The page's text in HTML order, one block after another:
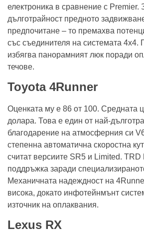
електроника в сравнение с Premier.
дълготрайност предното
предпочитане – то премахва
със съединителя на системата 4x4.
избягва панорамният люк поради
течове.
Toyota 4Runner
Оценката му е 86 от 100. Средната
долара. Това е един от най-
благодарение на атмосферния си
степенна автоматична скоростна
считат версиите SR5 и Limited. TRD
поддръжка заради
Механичната надеждност на
висока, докато инфотейнмънт
източник на оплаквания.
Lexus RX